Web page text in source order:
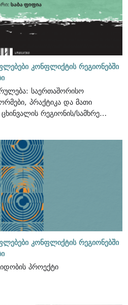
კონფლიქტის რეგიონებში
პრაქტიკა და მათი
რეგიონის/სამხრეთ
მიმართებით
კონფლიქტის რეგიონებში
პროექტი